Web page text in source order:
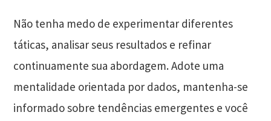
Não tenha medo de experimentar diferentes
táticas, analisar seus resultados e refinar
continuamente sua abordagem. Adote uma
mentalidade orientada por dados, mantenha-se
informado sobre tendências emergentes e você